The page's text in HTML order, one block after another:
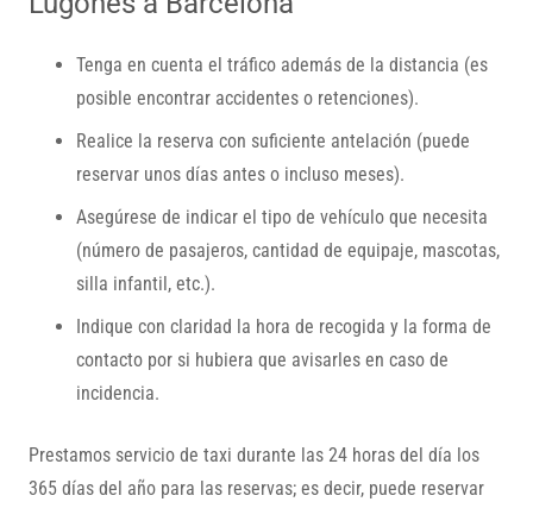
Tenga en cuenta el tráfico además de la distancia (es
posible encontrar accidentes o retenciones).
Realice la reserva con suficiente antelación (puede
reservar unos días antes o incluso meses).
Asegúrese de indicar el tipo de vehículo que necesita
(número de pasajeros, cantidad de equipaje, mascotas,
silla infantil, etc.).
Indique con claridad la hora de recogida y la forma de
contacto por si hubiera que avisarles en caso de
incidencia.
Prestamos servicio de taxi durante las 24 horas del día los
365 días del año para las reservas; es decir, puede reservar